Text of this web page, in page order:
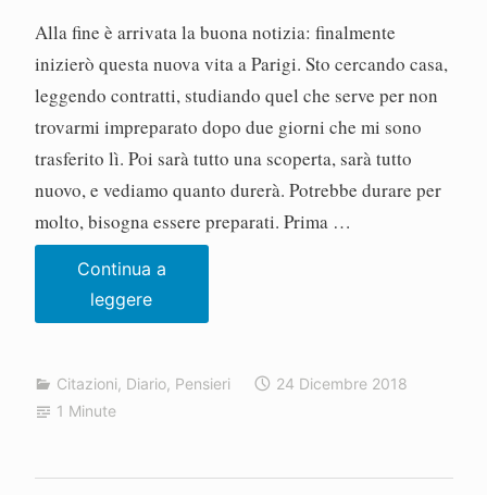
Alla fine è arrivata la buona notizia: finalmente
inizierò questa nuova vita a Parigi. Sto cercando casa,
leggendo contratti, studiando quel che serve per non
trovarmi impreparato dopo due giorni che mi sono
trasferito lì. Poi sarà tutto una scoperta, sarà tutto
nuovo, e vediamo quanto durerà. Potrebbe durare per
molto, bisogna essere preparati. Prima …
Continua a
leggerePrima
di
per
viaggio
Citazioni, Diario, Pensieri
24 Dicembre 2018
1 Minute